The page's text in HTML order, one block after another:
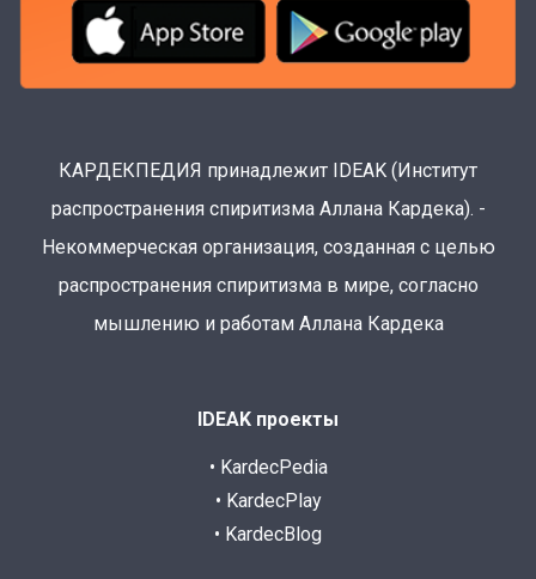
КАРДЕКПЕДИЯ принадлежит IDEAK (Институт
распространения спиритизма Аллана Кардека). -
Некоммерческая организация, созданная с целью
распространения спиритизма в мире, согласно
мышлению и работам Аллана Кардека
IDEAK проекты
• KardecPedia
• KardecPlay
• KardecBlog